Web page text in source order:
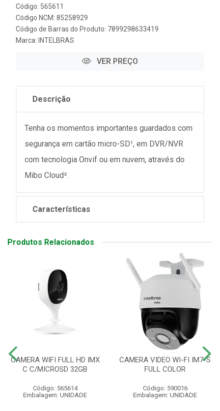
Código: 565611
Código NCM: 85258929
Código de Barras do Produto: 7899298633419
Marca: INTELBRAS
VER PREÇO
Descrição
Tenha os momentos importantes guardados com
segurança em cartão micro-SD¹, em DVR/NVR
com tecnologia Onvif ou em nuvem, através do
Mibo Cloud².
Características
Produtos Relacionados
CAMERA WIFI FULL HD IMX
C C/MICROSD 32GB
Código: 565614
Embalagem: UNIDADE
CAMERA VIDEO WI-FI IM7-S
FULL COLOR
Código: 590016
Embalagem: UNIDADE